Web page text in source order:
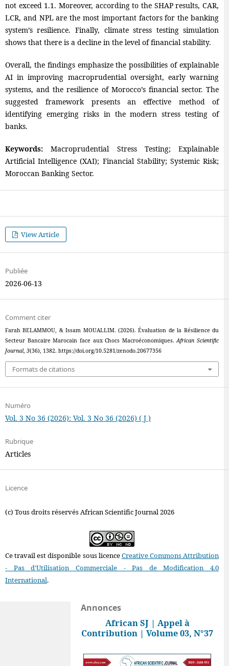
not exceed 1.1. Moreover, according to the SHAP results, CAR,
LCR, and NPL are the most important factors for the banking
system’s resilience. Finally, climate stress testing simulation
shows that there is a decline in the level of financial stability.
Overall, the findings emphasize the possibilities of explainable
AI in improving macroprudential oversight, early warning
systems, and the resilience of Morocco’s financial sector. The
suggested framework presents an effective method of
identifying emerging risks in the modern stress testing of
banks.
Keywords:Macroprudential Stress Testing; Explainable
Artificial Intelligence (XAI); Financial Stability; Systemic Risk;
Moroccan Banking Sector.
View Article
Publiée
2026-06-13
Comment citer
Farah BELAMMOU, & Issam MOUALLIM. (2026). Évaluation de la Résilience du
Secteur Bancaire Marocain face aux Chocs Macroéconomiques.African Scientific
Journal, 3(36), 1382. https://doi.org/10.5281/zenodo.20677356
Formats de citations
Numéro
Vol. 3 No 36 (2026): Vol. 3 No 36 (2026) ( J )
Rubrique
Articles
Licence
(c) Tous droits réservés African Scientific Journal 2026
Ce travail est disponible sous licenceCreative Commons Attribution
- Pas d'Utilisation Commerciale - Pas de Modification 4.0
International.
Annonces
African SJ | Appel à
Contribution | Volume 03, N°37